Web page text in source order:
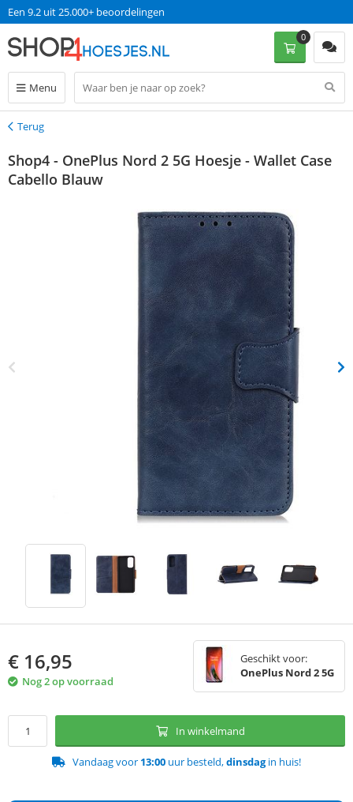
Een 9.2 uit 25.000+ beoordelingen
Menu
0
Terug
Terug
Shop4 - OnePlus Nord 2 5G Hoesje - Wallet Case
Cabello Blauw
€ 16,95
Nog 2 op voorraad
Geschikt voor:
OnePlus Nord 2 5G
In winkelmand
Vandaag voor 13:00 uur besteld,dinsdagin huis!